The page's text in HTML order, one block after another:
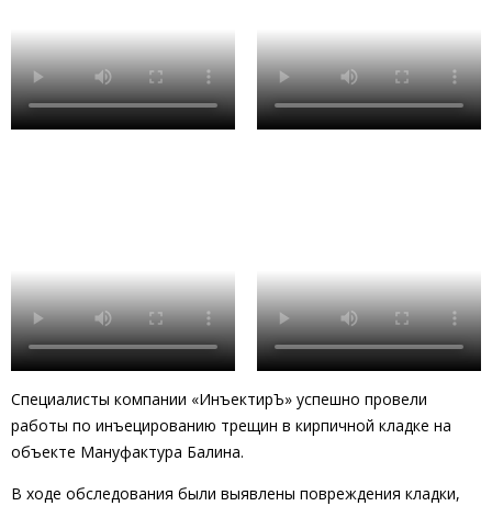
Специалисты компании «ИнъектирЪ» успешно провели
работы по инъецированию трещин в кирпичной кладке на
объекте Мануфактура Балина.
В ходе обследования были выявлены повреждения кладки,